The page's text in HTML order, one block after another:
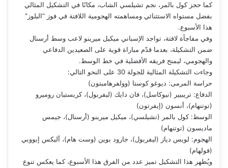
كما حجز كول بالمر، نجم تشيلسي الشاب، مكانًا في التشكيل المثالي
بفضل مستواه الاستثنائي ومساهمته الهجومية اللافتة في فوز “البلوز”
هذا الأسبوع.
وفي مفاجأة لافتة، تواجد الإسباني ميكيل ميرينو لاعب وسط أرسنال
ضمن التشكيلة، بعدما قدّم مباراة قوية على الصعيدين الدفاعي
والهجومي، ليمنح فريقه الأفضلية في خط الوسط.
وجاءت التشكيلة المثالية للجولة 30 على النحو التالي:
حراسة المرمى: ديوغو كوستا (وولفرهامبتون)
الدفاع: تريبيير (نيوكاسل)، فان دايك (ليفربول)، كريستيان روميرو
(توتنهام)، أنسون (إيفرتون)
الوسط: كول بالمر (تشيلسي)، ميكيل ميرينو (أرسنال)، جيمس
ماديسون (توتنهام)
الهجوم: لويس دياز (ليفربول)، جارود بوين (وست هام)، أليكس إيووبي
(فولهام)
ويُظهر هذا التشكيل تميز عدد من الفرق هذا الأسبوع، كما يعكس تنوع